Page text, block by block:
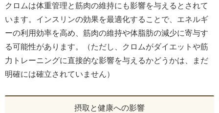
クロムは体重管理と筋肉の維持にも影響を与えるとされて
います。インスリンの効果を最適化することで、エネルギ
ーの利用効率を高め、筋肉の維持や体脂肪の減少に寄与す
る可能性があります。（ただし、クロムがダイエットや筋
力トレーニングに直接的な影響を与えるかどうかは、まだ
明確には確立されていません）
摂取と健康への影響